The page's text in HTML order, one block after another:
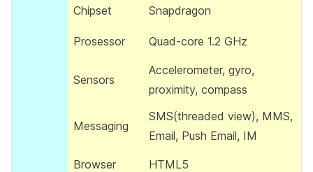
Chipset Snapdragon
Prosessor Quad-core 1.2 GHz
Sensors
Accelerometer, gyro,
proximity, compass
Messaging
SMS(threaded view), MMS,
Email, Push Email, IM
Browser HTML5